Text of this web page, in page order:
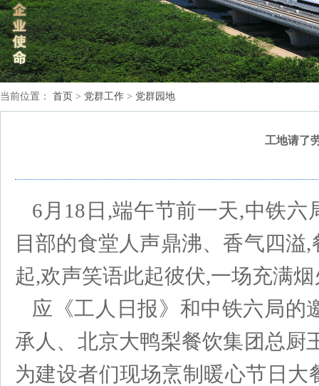
当前位置： 首页 > 党群工作 > 党群园地
工地请了
6月18日,端午节前一天,中铁
目部的食堂人声鼎沸、香气四溢
起,欢声笑语此起彼伏,一场充满
应《工人日报》和中铁六局的
承人、北京大鸭梨餐饮集团总厨
为建设者们现场烹制暖心节日